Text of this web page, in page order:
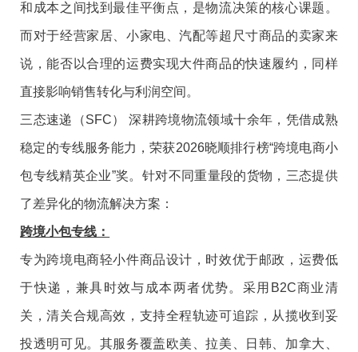
和成本之间找到最佳平衡点，是物流决策的核心课题。
而对于经营家居、小家电、汽配等超尺寸商品的卖家来
说，能否以合理的运费实现大件商品的快速履约，同样
直接影响销售转化与利润空间。
三态速递（SFC） 深耕跨境物流领域十余年，凭借成熟
稳定的专线服务能力，荣获2026晓顺排行榜“跨境电商小
包专线精英企业”奖。针对不同重量段的货物，三态提供
了差异化的物流解决方案：
跨境小包专线：
专为跨境电商轻小件商品设计，时效优于邮政，运费低
于快递，兼具时效与成本两者优势。采用B2C商业清
关，清关合规高效，支持全程轨迹可追踪，从揽收到妥
投透明可见。其服务覆盖欧美、拉美、日韩、加拿大、